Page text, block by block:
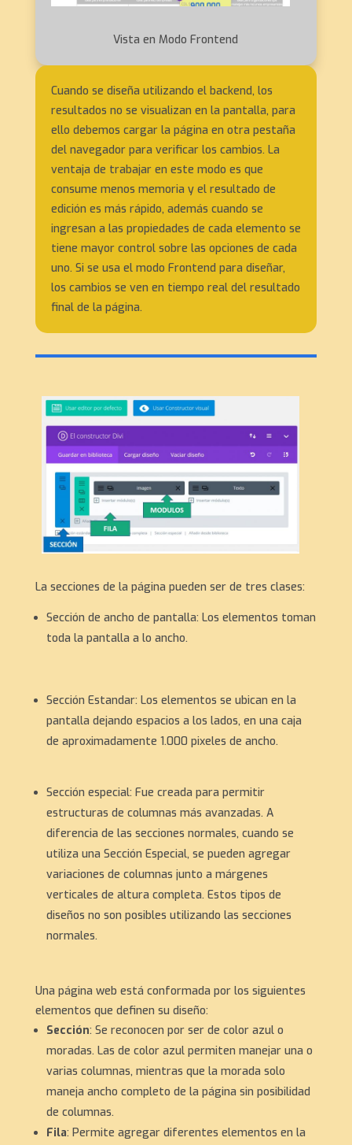
Vista en Modo Frontend
Cuando se diseña utilizando el backend, los
resultados no se visualizan en la pantalla, para
ello debemos cargar la página en otra pestaña
del navegador para verificar los cambios. La
ventaja de trabajar en este modo es que
consume menos memoria y el resultado de
edición es más rápido, además cuando se
ingresan a las propiedades de cada elemento se
tiene mayor control sobre las opciones de cada
uno. Si se usa el modo Frontend para diseñar,
los cambios se ven en tiempo real del resultado
final de la página.
La secciones de la página pueden ser de tres clases:
Sección de ancho de pantalla: Los elementos toman
toda la pantalla a lo ancho.
Sección Estandar: Los elementos se ubican en la
pantalla dejando espacios a los lados, en una caja
de aproximadamente 1.000 pixeles de ancho.
Sección especial: Fue creada para permitir
estructuras de columnas más avanzadas. A
diferencia de las secciones normales, cuando se
utiliza una Sección Especial, se pueden agregar
variaciones de columnas junto a márgenes
verticales de altura completa. Estos tipos de
diseños no son posibles utilizando las secciones
normales.
Una página web está conformada por los siguientes
elementos que definen su diseño:
Sección: Se reconocen por ser de color azul o
moradas. Las de color azul permiten manejar una o
varias columnas, mientras que la morada solo
maneja ancho completo de la página sin posibilidad
de columnas.
Fila: Permite agregar diferentes elementos en la